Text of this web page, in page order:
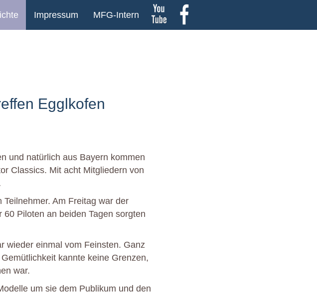
Impressum MFG-Intern
Egglkofen
und natürlich aus Bayern kommen
Classics. Mit acht Mitgliedern von
Am Freitag war der
Piloten an beiden Tagen sorgten
wieder einmal vom Feinsten. Ganz
kannte keine Grenzen,
war.
um sie dem Publikum und den